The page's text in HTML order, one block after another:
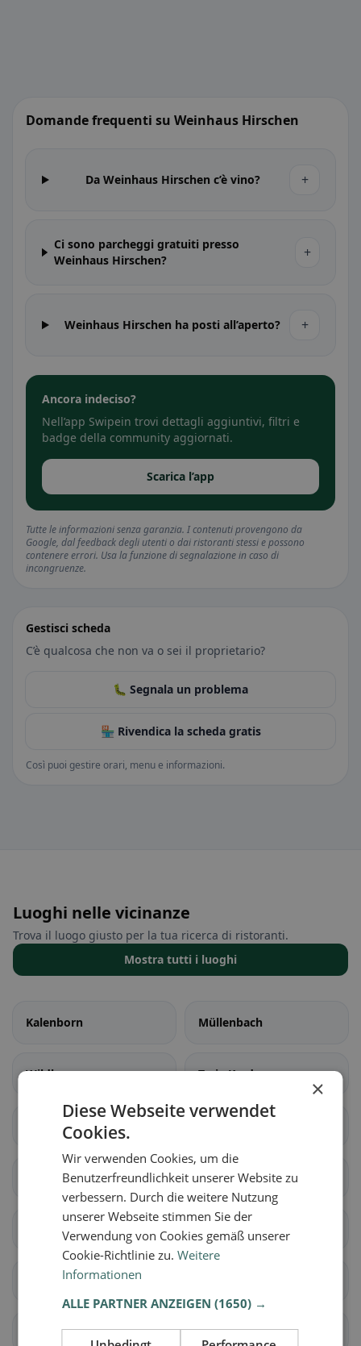
Domande frequenti su Weinhaus Hirschen
Da Weinhaus Hirschen c’è vino? +
Ci sono parcheggi gratuiti presso
Weinhaus Hirschen?
+
Weinhaus Hirschen ha posti all’aperto? +
Ancora indeciso?
Nell’app Swipein trovi dettagli aggiuntivi, filtri e
badge della community aggiornati.
Scarica l’app
Tutte le informazioni senza garanzia. I contenuti provengono da
Google, dal feedback degli utenti o dai ristoranti stessi e possono
contenere errori. Usa la funzione di segnalazione in caso di
incongruenze.
Gestisci scheda
C’è qualcosa che non va o sei il proprietario?
🐛 Segnala un problema
🏪 Rivendica la scheda gratis
Così puoi gestire orari, menu e informazioni.
Luoghi nelle vicinanze
Trova il luogo giusto per la tua ricerca di ristoranti.
Mostra tutti i luoghi
Kalenborn Müllenbach
Wildburg Treis-Karden
Moselkern
Lütz
Binningen
Forst (Eifel) Möntenich
×
Diese Webseite verwendet
Cookies.
Wir verwenden Cookies, um die
Benutzerfreundlichkeit unserer Website zu
verbessern. Durch die weitere Nutzung
unserer Webseite stimmen Sie der
Verwendung von Cookies gemäß unserer
Cookie-Richtlinie zu.Weitere
Informationen
ALLE PARTNER ANZEIGEN(1650) →